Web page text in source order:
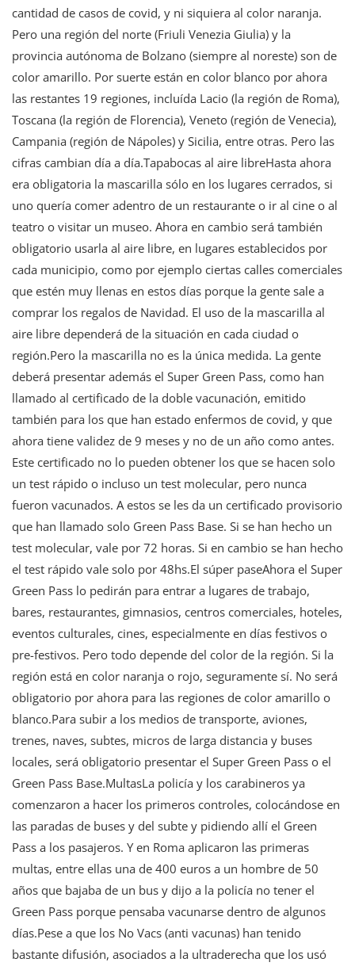
cantidad de casos de covid, y ni siquiera al color naranja.
Pero una región del norte (Friuli Venezia Giulia) y la
provincia autónoma de Bolzano (siempre al noreste) son de
color amarillo. Por suerte están en color blanco por ahora
las restantes 19 regiones, incluída Lacio (la región de Roma),
Toscana (la región de Florencia), Veneto (región de Venecia),
Campania (región de Nápoles) y Sicilia, entre otras. Pero las
cifras cambian día a día.Tapabocas al aire libreHasta ahora
era obligatoria la mascarilla sólo en los lugares cerrados, si
uno quería comer adentro de un restaurante o ir al cine o al
teatro o visitar un museo. Ahora en cambio será también
obligatorio usarla al aire libre, en lugares establecidos por
cada municipio, como por ejemplo ciertas calles comerciales
que estén muy llenas en estos días porque la gente sale a
comprar los regalos de Navidad. El uso de la mascarilla al
aire libre dependerá de la situación en cada ciudad o
región.Pero la mascarilla no es la única medida. La gente
deberá presentar además el Super Green Pass, como han
llamado al certificado de la doble vacunación, emitido
también para los que han estado enfermos de covid, y que
ahora tiene validez de 9 meses y no de un año como antes.
Este certificado no lo pueden obtener los que se hacen solo
un test rápido o incluso un test molecular, pero nunca
fueron vacunados. A estos se les da un certificado provisorio
que han llamado solo Green Pass Base. Si se han hecho un
test molecular, vale por 72 horas. Si en cambio se han hecho
el test rápido vale solo por 48hs.El súper paseAhora el Super
Green Pass lo pedirán para entrar a lugares de trabajo,
bares, restaurantes, gimnasios, centros comerciales, hoteles,
eventos culturales, cines, especialmente en días festivos o
pre-festivos. Pero todo depende del color de la región. Si la
región está en color naranja o rojo, seguramente sí. No será
obligatorio por ahora para las regiones de color amarillo o
blanco.Para subir a los medios de transporte, aviones,
trenes, naves, subtes, micros de larga distancia y buses
locales, será obligatorio presentar el Super Green Pass o el
Green Pass Base.MultasLa policía y los carabineros ya
comenzaron a hacer los primeros controles, colocándose en
las paradas de buses y del subte y pidiendo allí el Green
Pass a los pasajeros. Y en Roma aplicaron las primeras
multas, entre ellas una de 400 euros a un hombre de 50
años que bajaba de un bus y dijo a la policía no tener el
Green Pass porque pensaba vacunarse dentro de algunos
días.Pese a que los No Vacs (anti vacunas) han tenido
bastante difusión, asociados a la ultraderecha que los usó